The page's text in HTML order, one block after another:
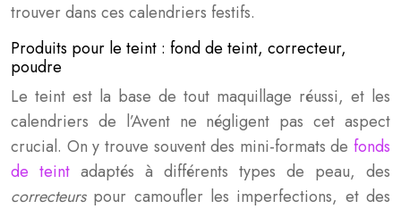
trouver dans ces calendriers festifs.
Produits pour le teint : fond de teint, correcteur,
poudre
Le teint est la base de tout maquillage réussi, et les
calendriers de l’Avent ne négligent pas cet aspect
crucial. On y trouve souvent des mini-formats de fonds
de teint adaptés à différents types de peau, des
correcteurspour camoufler les imperfections, et des